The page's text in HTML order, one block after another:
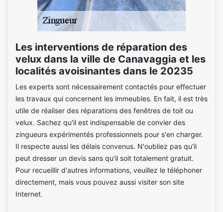
Les interventions de réparation des
velux dans la ville de Canavaggia et les
localités avoisinantes dans le 20235
Les experts sont nécessairement contactés pour effectuer
les travaux qui concernent les immeubles. En fait, il est très
utile de réaliser des réparations des fenêtres de toit ou
velux. Sachez qu'il est indispensable de convier des
zingueurs expérimentés professionnels pour s'en charger.
Il respecte aussi les délais convenus. N'oubliez pas qu'il
peut dresser un devis sans qu'il soit totalement gratuit.
Pour recueillir d'autres informations, veuillez le téléphoner
directement, mais vous pouvez aussi visiter son site
Internet.